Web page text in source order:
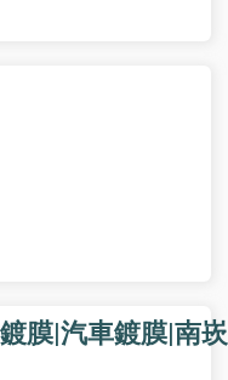
膜|汽車鍍膜|南崁